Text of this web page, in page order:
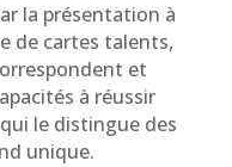
la présentation à
de cartes talents,
et
à réussir
le distingue des
unique.